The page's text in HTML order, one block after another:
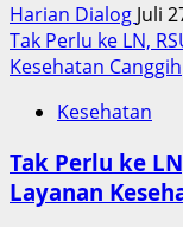
Harian Dialog Juli
Tak Perlu ke LN,
Kesehatan Canggih
Kesehatan
Tak Perlu ke
Layanan